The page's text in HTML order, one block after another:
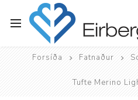
Forsíða Fatnaður
Tufte Merino